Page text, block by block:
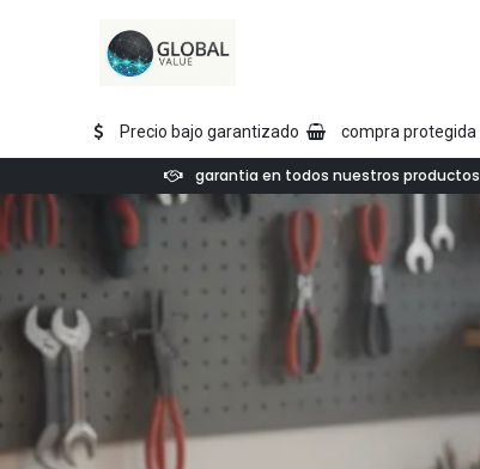
Atomstack Sculpfun
Precio bajo garantizado compra protegida
garantia en todos nuestros productos